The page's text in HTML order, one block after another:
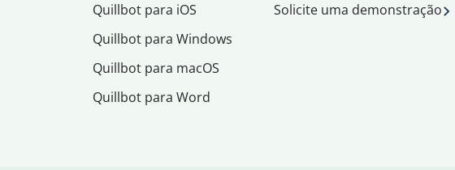
Quillbot para iOS
Quillbot para Windows
Quillbot para macOS
Quillbot para Word
Solicite uma demonstração